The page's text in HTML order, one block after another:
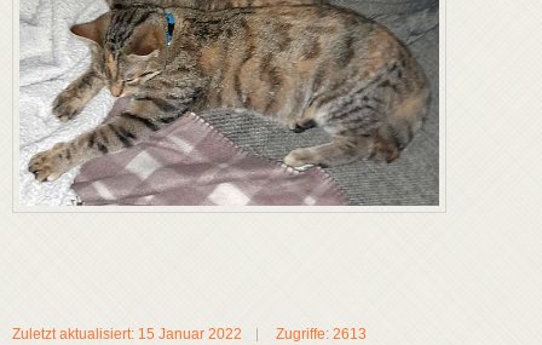
Zuletzt aktualisiert: 15 Januar 2022 Zugriffe: 2613